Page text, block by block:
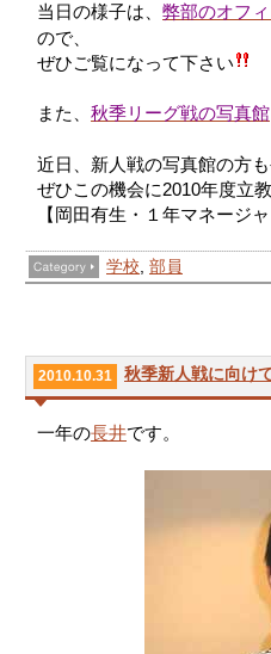
当日の様子は、 弊部のオフ
ので、
ぜひご覧になって下さい
また、 秋季リーグ戦の写真館
近日、新人戦の写真館の方
ぜひこの機会に2010年度立
【岡田有生・１年マネージ
学校, 部員
2010.10.31 秋季新人戦に向け
一年の長井です。